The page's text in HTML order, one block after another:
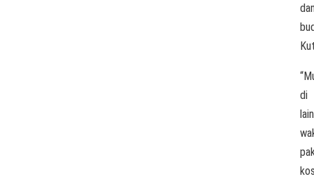
di
lain